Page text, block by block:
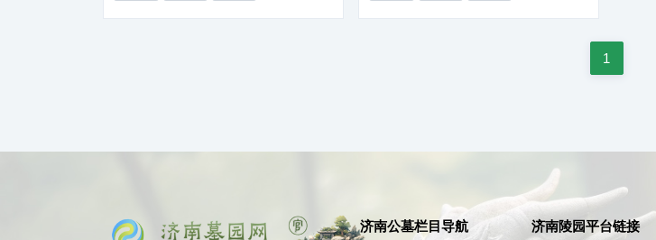
1
济南公墓栏目导航 济南陵园平台链接